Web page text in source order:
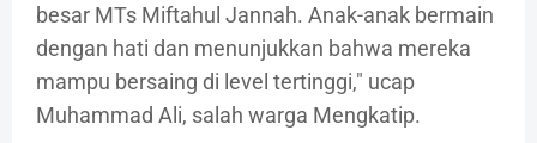
besar MTs Miftahul Jannah. Anak-anak bermain
dengan hati dan menunjukkan bahwa mereka
mampu bersaing di level tertinggi," ucap
Muhammad Ali, salah warga Mengkatip.